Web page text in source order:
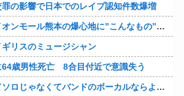
罪の影響で日本でのレイプ認知件数爆増
ール熊本の爆心地に”こんなもの”があったんだけど…」
ギリスのミュージシャン
64歳男性死亡 8合目付近で意識失う
ゃなくてバンドのボーカルならよかったよね」